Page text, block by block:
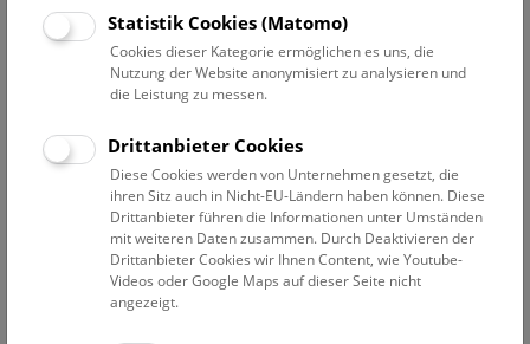
Forschungslabor kannst du dich als Steinzeitforscher*in
versuchen und Objekte und Materialien ausgraben und
bestimmen.
NHM Open Deck 50
Samstag, Sonn- und Feiertag, sowie täglich in den Herbst-,
Weihnachts-, Semester- und Osterferien, von 11:45 bis
Statistik Cookies (Matomo)
Cookies dieser Kategorie ermöglichen es uns, die
Nutzung der Website anonymisiert zu analysieren und
die Leistung zu messen.
Drittanbieter Cookies
Diese Cookies werden von Unternehmen gesetzt, die
ihren Sitz auch in Nicht-EU-Ländern haben können. Diese
Drittanbieter führen die Informationen unter Umständen
mit weiteren Daten zusammen. Durch Deaktivieren der
Drittanbieter Cookies wir Ihnen Content, wie Youtube-
Videos oder Google Maps auf dieser Seite nicht
angezeigt.